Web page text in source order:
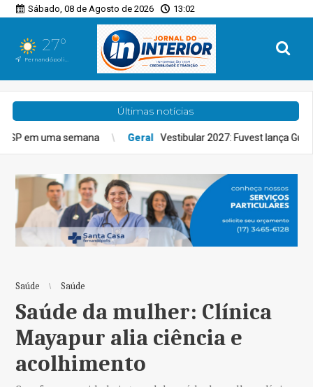
Sábado, 08 de Agosto de 2026 13:02
27°
Fernandópolis, SP
Últimas notícias
Geral Vestibular 2027: Fuvest lança Guia de Carreiras para
Saúde Saúde
Saúde da mulher: Clínica
Mayapur alia ciência e
acolhimento